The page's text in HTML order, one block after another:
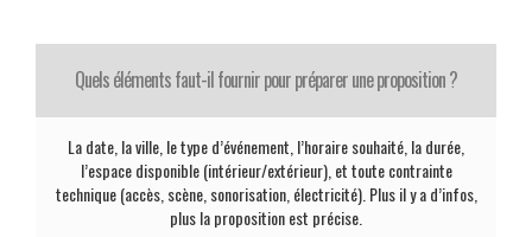
Quels éléments faut-il fournir pour préparer une proposition ?
La date, la ville, le type d’événement, l’horaire souhaité, la durée,
l’espace disponible (intérieur/extérieur), et toute contrainte
technique (accès, scène, sonorisation, électricité). Plus il y a d’infos,
plus la proposition est précise.